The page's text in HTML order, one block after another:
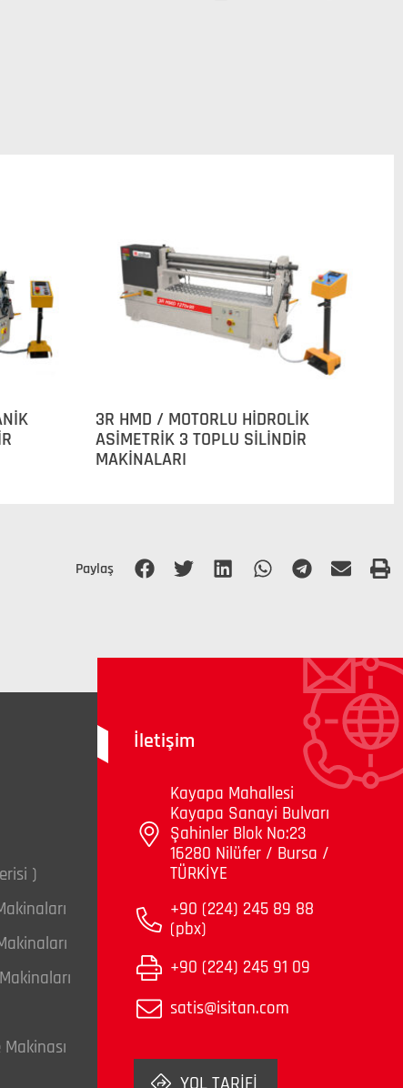
3R HMD / MOTORLU HİDROLİK
ASİMETRİK 3 TOPLU SİLİNDİR
MAKİNALARI
Paylaş
)
İletişim
Kayapa Mahallesi
Kayapa Sanayi Bulvarı
Şahinler Blok No:23
16280 Nilüfer / Bursa /
TÜRKİYE
+90 (224) 245 89 88
(pbx)
+90 (224) 245 91 09
satis@isitan.com